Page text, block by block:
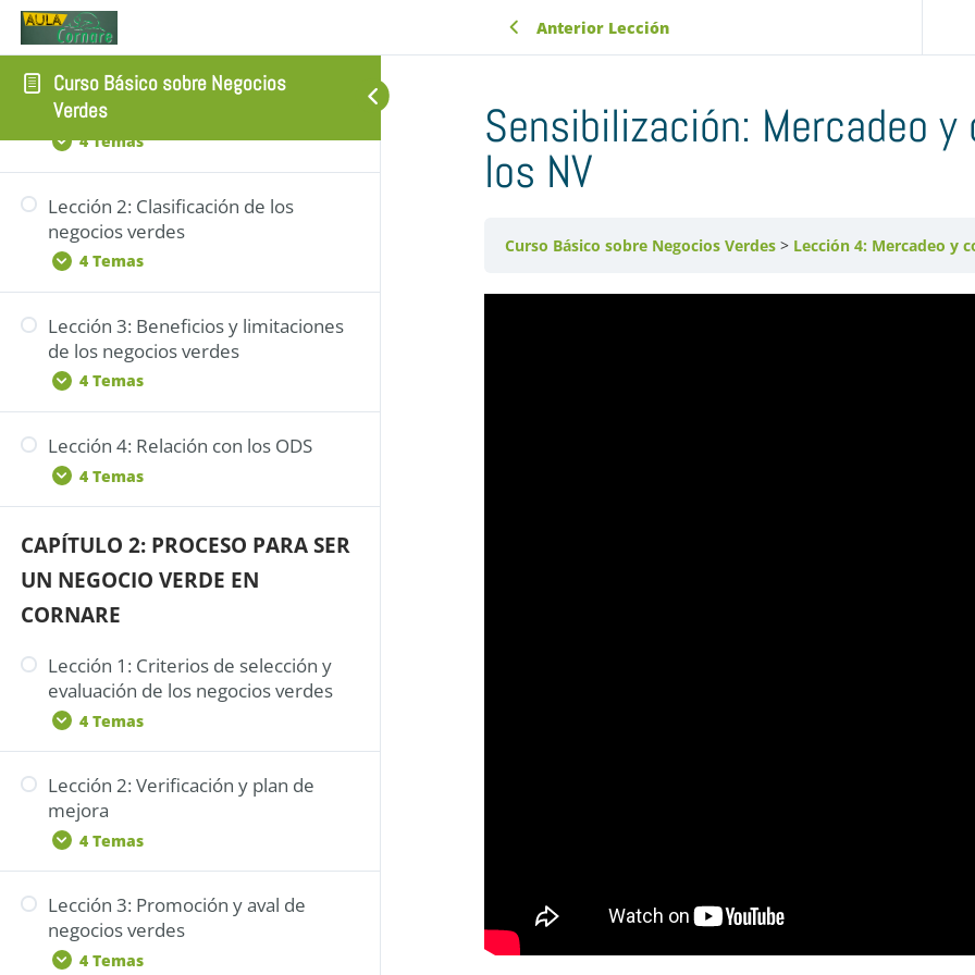
Curso Básico sobre Negocios
Verdes
LOS NEGOCIOS VERDE
Lección 1: Introducción y
definiciones
4 Temas
Socialización: Introducción y
definiciones
Participación: Introducción y
definiciones
Lección 2: Clasificación de los
negocios verdes
4 Temas
Sensibilización: Clasificación de los
negocios verdes
negocios verdes
negocios verdes
Lección 3: Beneficios y limitaciones
de los negocios verdes
4 Temas
Sensibilización: Beneficios y
limitaciones de los negocios
verdes
Socialización: Beneficios y
verdes
Capacitación: Beneficios y
verdes
Participación: Beneficios y
verdes
Lección 4: Relación con los ODS
4 Temas
Sensibilización
Socialización: Dimensiones de la
Agenda 2030
Capacitación: ODS y Negocios
Verdes
Participación
CAPÍTULO 2: PROCESO PARA SER
UN NEGOCIO VERDE EN
CORNARE
Lección 1: Criterios de selección y
evaluación de los negocios verdes
4 Temas
Sensibilización: Criterios de
selección y evaluación de los NV
Capacitación: Criterios de selección
y evaluación de los NV
Lección 2: Verificación y plan de
mejora
4 Temas
Sensibilización: Verificación y plan
de mejora
Lección 3: Promoción y aval de
negocios verdes
4 Temas
Anterior Lección
Sensibilización: Mercadeo
los NV
Curso Básico sobre Negocios Verdes Lección 4: Mercadeo y